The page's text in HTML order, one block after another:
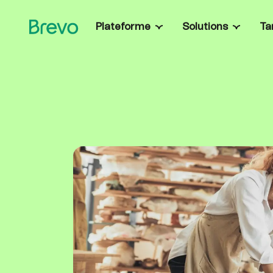
Plateforme
SMTP et API.
Gestion des ventes
Accélérez vos ventes avec des pipelines
personnalisés, l’automatisation des ventes, le
chat, etc.
Brevo Data Platform
Unifiez et activez vos données pour un
plus intelligent et une valeur créée plus vite.
Fidélité clients
Renforcez la fidélité de vos clients grâce à un
programme de récompenses intégré.
Solutions
Solutions &
Récupérez les
personnalisez les
Développeurs
Créez des
développeur
exemples de code.